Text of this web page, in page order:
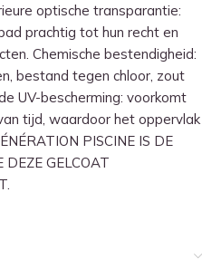
optische transparantie:
prachtig tot hun recht en
Chemische bestendigheid:
bestand tegen chloor, zout
UV-bescherming: voorkomt
tijd, waardoor het oppervlak
PISCINE IS DE
DEZE GELCOAT